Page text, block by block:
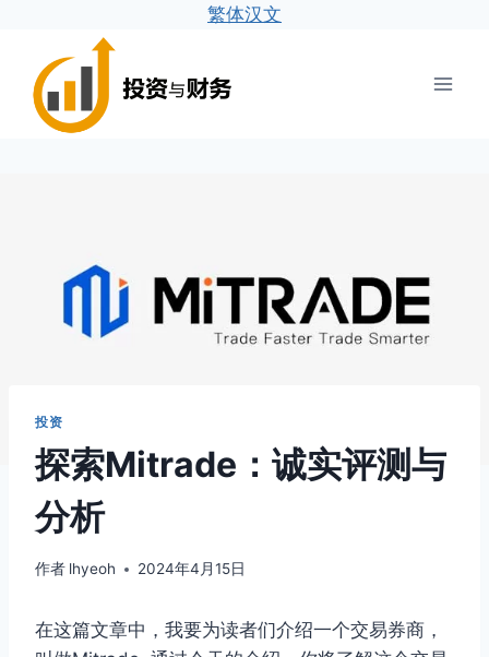
繁体汉文
投资
探索Mitrade：诚实评测与
分析
作者 lhyeoh 2024年4月15日
在这篇文章中，我要为读者们介绍一个交易券商，